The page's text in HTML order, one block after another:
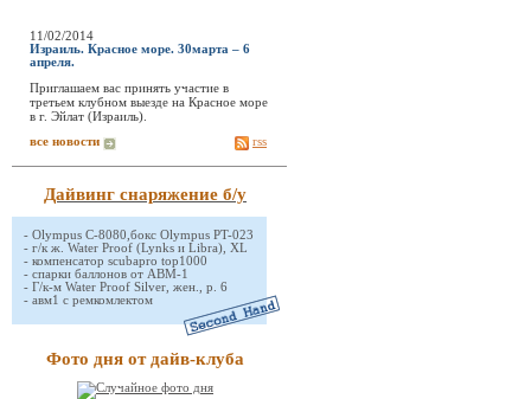
11/02/2014
Израиль. Красное море. 30марта – 6
апреля.
Приглашаем вас принять участие в
третьем клубном выезде на Красное море
в г. Эйлат (Израиль).
все новости rss
Дайвинг снаряжение б/у
- Olympus C-8080,бокс Olympus PT-023
- г/к ж. Water Proof (Lynks и Libra), XL
- компенсатор scubapro top1000
- спарки баллонов от АВМ-1
- Г/к-м Water Proof Silver, жен., р. 6
- авм1 с ремкомлектом
Фото дня от дайв-клуба